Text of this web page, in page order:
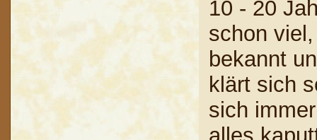
10 - 20
schon
bekannt
klärt sich
sich